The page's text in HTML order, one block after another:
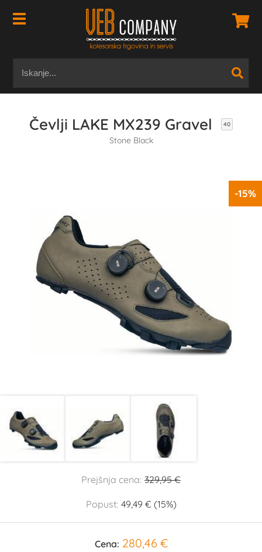
Čevlji LAKE MX239 Gravel 40
Stone Black
-15%
Prejšnja cena: 329,95 €
Popust: 49,49 € (15%)
Cena: 280,46 €